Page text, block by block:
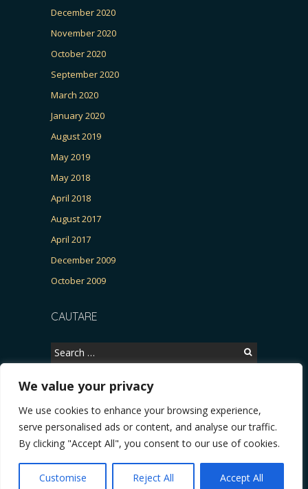
We value your privacy
We use cookies to enhance your browsing experience,
serve personalised ads or content, and analyse our traffic.
By clicking "Accept All", you consent to our use of cookies.
Customise Reject All Accept All
December 2020
November 2020
October 2020
September 2020
March 2020
January 2020
August 2019
May 2019
May 2018
April 2018
August 2017
April 2017
December 2009
October 2009
CAUTARE
Search
for:
Copyright © 2026, CERTITUDINEA.
Patria, parlamentarele și presa
* VIDEO. Viata lui Eminescu (Necenzurat).
Themes